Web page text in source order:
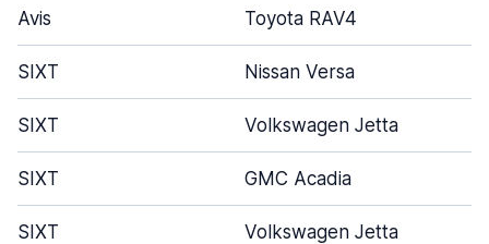
Avis Toyota RAV4
SIXT Nissan Versa
SIXT Volkswagen Jetta
SIXT GMC Acadia
SIXT Volkswagen Jetta